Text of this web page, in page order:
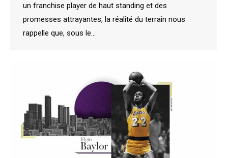
un franchise player de haut standing et des
promesses attrayantes, la réalité du terrain nous
rappelle que, sous le…